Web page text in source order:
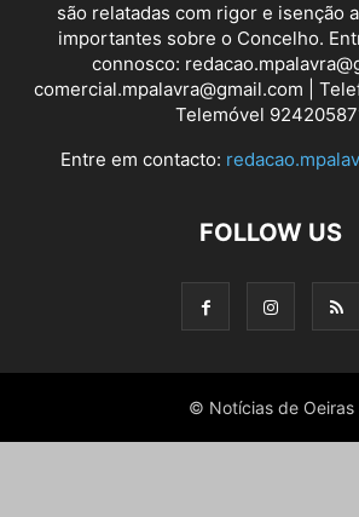
são relatadas com rigor e isenção
importantes sobre o Concelho.
connosco:
comercial.mpalavra@gmail.com |
Telemóvel
Entre em contacto:
FOLLOW US
© Notícias de Oeiras